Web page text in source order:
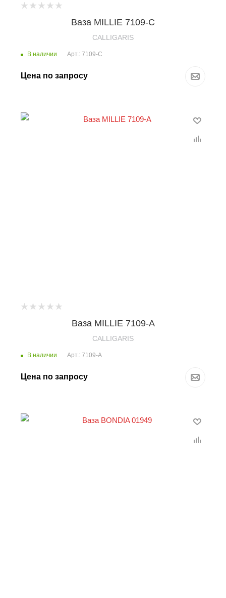
Ваза MILLIE 7109-С
CALLIGARIS
В наличии Арт.: 7109-С
Цена по запросу
Ваза MILLIE 7109-A
CALLIGARIS
В наличии Арт.: 7109-A
Цена по запросу